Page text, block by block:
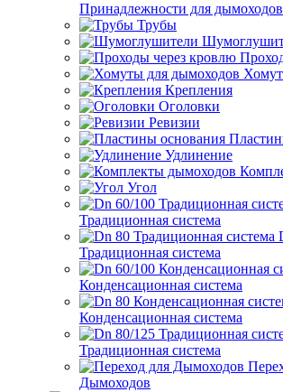
Принадлежности для дымоходов
Трубы
Крепления
Оголовки
Ревизии
Удлинение
Угол
Традиционная система
Традиционная система
Конденсационная система
Конденсационная система
Традиционная система
Дымоходов